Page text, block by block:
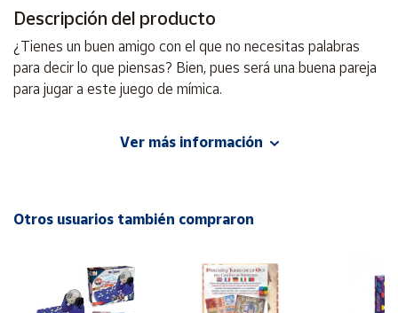
Mapa de
vendedores
Hazte
Área
Ubicación
Descripción del producto
¿Tienes un buen amigo con el que no necesitas palabras
para decir lo que piensas? Bien, pues será una buena pareja
para jugar a este juego de mímica.
EAN: 8422878770038
piezas pequeñas. Peligro de asfixia
Ver más información
Otros usuarios también compraron